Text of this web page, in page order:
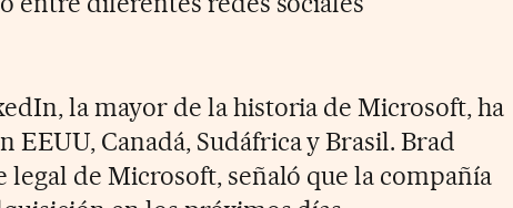
la mayor de la historia de Microsoft, ha
EEUU, Canadá, Sudáfrica y Brasil. Brad
legal de Microsoft, señaló que la compañía